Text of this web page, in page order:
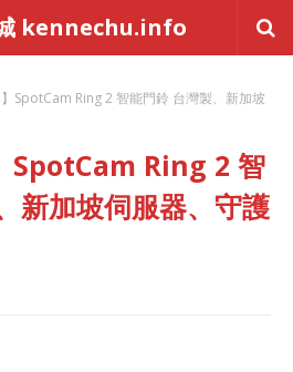
kennechu.info
】SpotCam Ring 2 智能門鈴 台灣製、新加坡
SpotCam Ring 2 智
新加坡伺服器、守護